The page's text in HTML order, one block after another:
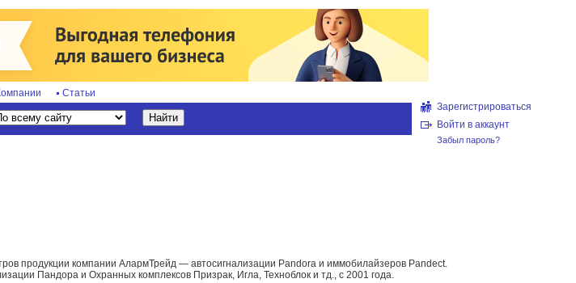
Статьи
Зарегистрироваться
Войти в аккаунт
Забыл пароль?
продукции компании АлармТрейд — автосигнализации Pandora и иммобилайзеров Pandect.
Пандора и Охранных комплексов Призрак, Игла, Техноблок и тд., с 2001 года.